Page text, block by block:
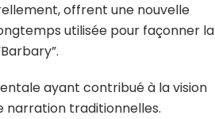
offrent une nouvelle
utilisée pour façonner la
ayant contribué à la vision
narration traditionnelles.